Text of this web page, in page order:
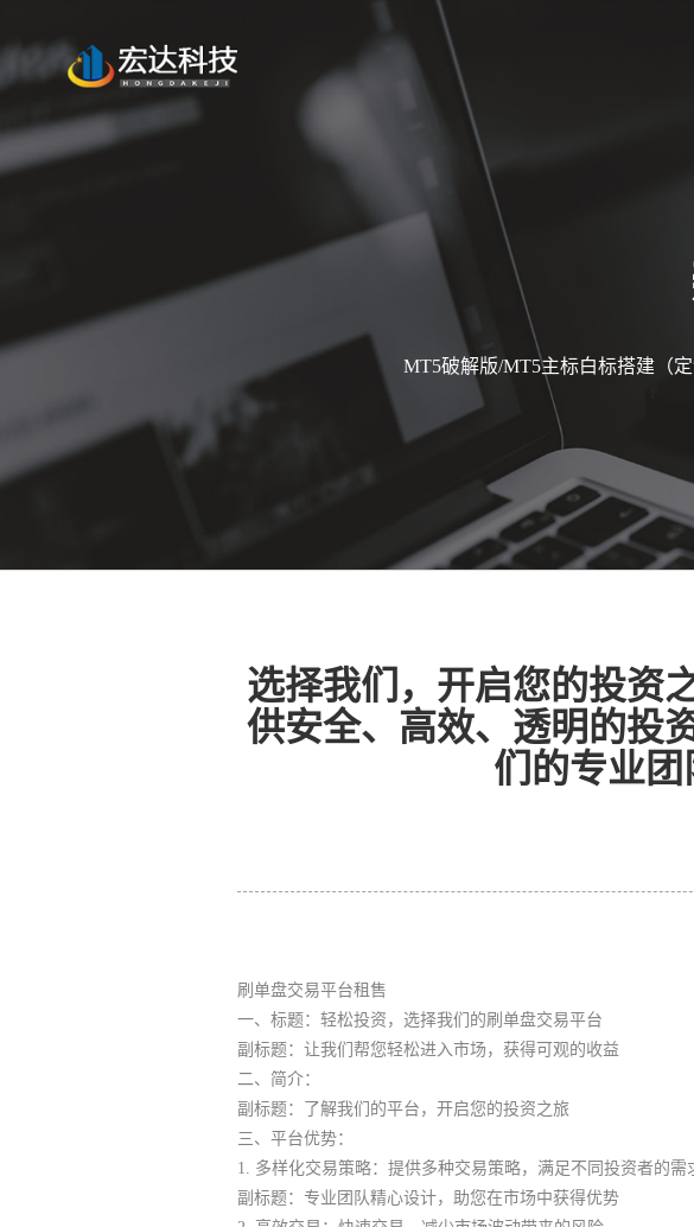
MT5破解版/MT5主标白标搭建（
选择我们，开启您的投资
供安全、高效、透明的投
们的专业团
刷单盘交易平台租售
一、标题：轻松投资，选择我们的刷单盘交易平台
副标题：让我们帮您轻松进入市场，获得可观的收益
二、简介：
副标题：了解我们的平台，开启您的投资之旅
三、平台优势：
1. 多样化交易策略：提供多种交易策略，满足不同投资者的需
副标题：专业团队精心设计，助您在市场中获得优势